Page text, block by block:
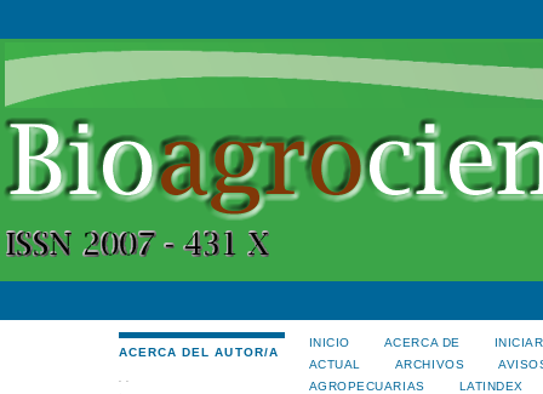
ACERCA DEL AUTOR/A
INICIO ACERCA DE
ACTUAL
ARCHIVOS
AGROPECUARIAS
LATINDEX